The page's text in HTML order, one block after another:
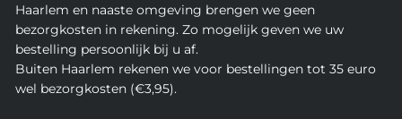
Haarlem en naaste omgeving brengen we geen
bezorgkosten in rekening. Zo mogelijk geven we uw
bestelling persoonlijk bij u af.
Buiten Haarlem rekenen we voor bestellingen tot 35 euro
wel bezorgkosten (€3,95).